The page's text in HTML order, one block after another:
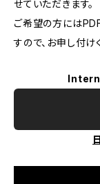
せていただきます。
ご希望の方には
すので、お申し付け